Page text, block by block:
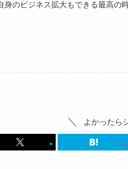
のビジネス拡大もできる最高の
よかったら